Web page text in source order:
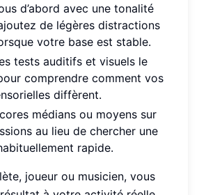
d’abord avec une tonalité
de légères distractions
votre base est stable.
tests auditifs et visuels le
comprendre comment vos
diffèrent.
médians ou moyens sur
au lieu de chercher une
rapide.
joueur ou musicien, vous